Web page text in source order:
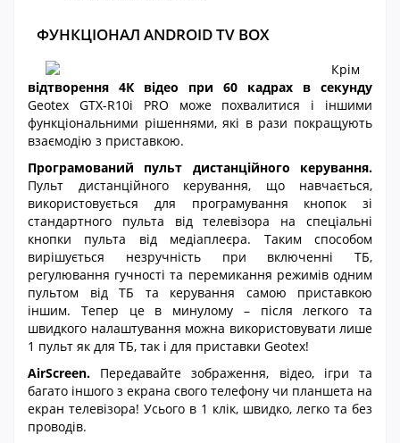
ФУНКЦІОНАЛ ANDROID TV BOX
Крім
відтворення 4К відео при 60 кадрах в секунду
Geotex GTX-R10i PRO може похвалитися і іншими
функціональними рішеннями, які в рази покращують
взаємодію з приставкою.
Програмований пульт дистанційного керування.
Пульт дистанційного керування, що навчається,
використовується для програмування кнопок зі
стандартного пульта від телевізора на спеціальні
кнопки пульта від медіаплеєра. Таким способом
вирішується незручність при включенні ТБ,
регулювання гучності та перемикання режимів одним
пультом від ТБ та керування самою приставкою
іншим. Тепер це в минулому – після легкого та
швидкого налаштування можна використовувати лише
1 пульт як для ТБ, так і для приставки Geotex!
AirScreen. Передавайте зображення, відео, ігри та
багато іншого з екрана свого телефону чи планшета на
екран телевізора! Усього в 1 клік, швидко, легко та без
проводів.